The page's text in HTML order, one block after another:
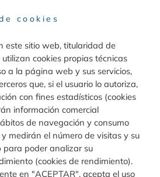
molecular
cookies
este sitio web, titularidad de
utilizan cookies propias técnicas
a la página web y sus servicios,
que, si el usuario lo autoriza,
con fines estadísticos (cookies
información comercial
de navegación y consumo
medirán el número de visitas y su
poder analizar su
(cookies de rendimiento).
en "ACEPTAR", acepta el uso